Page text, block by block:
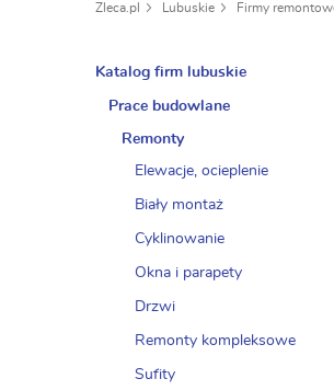
Zleca.pl Lubuskie Firmy
Katalog firm lubuskie
Prace budowlane
Remonty
Elewacje, ocieplenie
Biały montaż
Cyklinowanie
Okna i parapety
Drzwi
Remonty kompleksowe
Sufity